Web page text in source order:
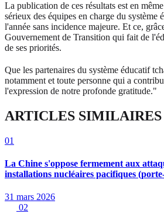
La publication de ces résultats est en
sérieux des équipes en charge du système
l'année sans incidence majeure. Et ce,
Gouvernement de Transition qui fait de
de ses priorités.
Que les partenaires du système éducatif
notamment et toute personne qui a
l'expression de notre profonde gratitude."
ARTICLES SIMILAIRES
01
La Chine s'oppose fermement aux
installations nucléaires pacifiques
31 mars 2026
02